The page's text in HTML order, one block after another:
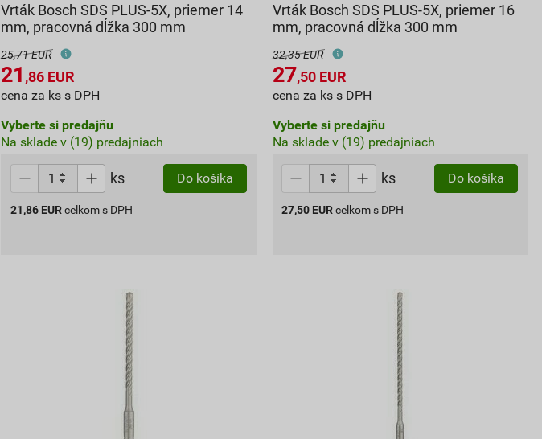
Vrták Bosch SDS PLUS-5X, priemer 14
mm, pracovná dĺžka 300 mm
25,71 EUR
21 ,86 EUR
cena za ks s DPH
Vyberte si predajňu
Na sklade v (19) predajniach
ks Do košíka
21,86 EURcelkom s DPH
Vrták Bosch SDS PLUS-5X, priemer 16
mm, pracovná dĺžka 300 mm
32,35 EUR
27,50EUR
cena za ks s DPH
Vyberte si predajňu
Na sklade v (19) predajniach
ks Do košíka
27,50 EUR celkom s DPH